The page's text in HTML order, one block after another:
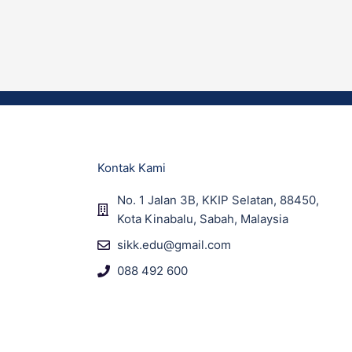
Kontak Kami
No. 1 Jalan 3B, KKIP Selatan, 88450,
Kota Kinabalu, Sabah, Malaysia
sikk.edu@gmail.com
088 492 600